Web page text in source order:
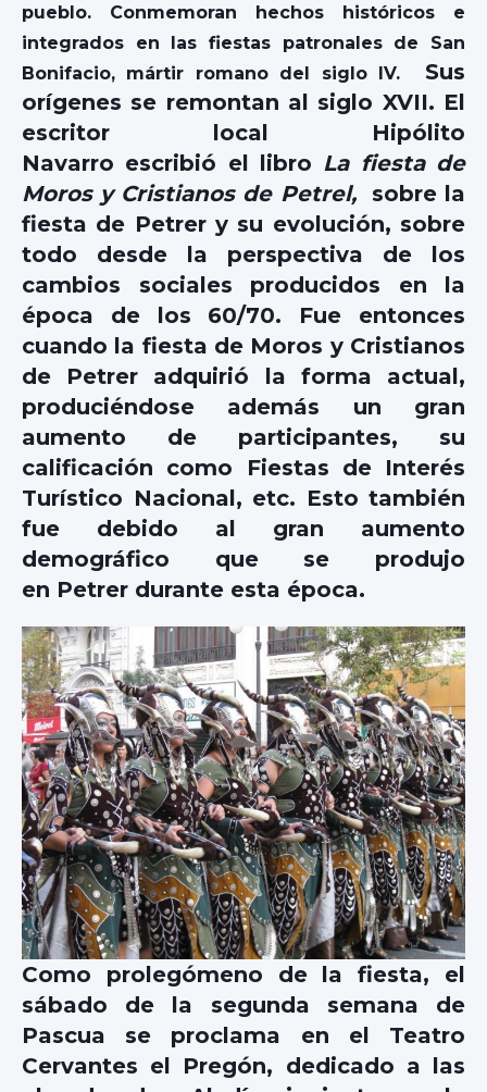
pueblo. Conmemoran hechos históricos e
integrados en las fiestas patronales de San
Bonifacio, mártir romano del siglo IV.
Sus
orígenes se remontan al siglo XVII. El
escritor local Hipólito
Navarro escribió el libro La fiesta de
Moros y Cristianos de Petrel,
sobre la
fiesta de Petrer y su evolución, sobre
todo desde la perspectiva de los
cambios sociales producidos en la
época de los 60/70. Fue entonces
cuando la fiesta de Moros y Cristianos
de Petrer adquirió la forma actual,
produciéndose además un gran
aumento de participantes, su
calificación como
Fiestas de Interés
Turístico Nacional, etc. Esto también
fue debido al gran aumento
demográfico que se produjo
en Petrer durante esta época.
Como prolegómeno de la fiesta, el
sábado de la segunda semana de
Pascua se proclama en el Teatro
Cervantes el Pregón, dedicado a las